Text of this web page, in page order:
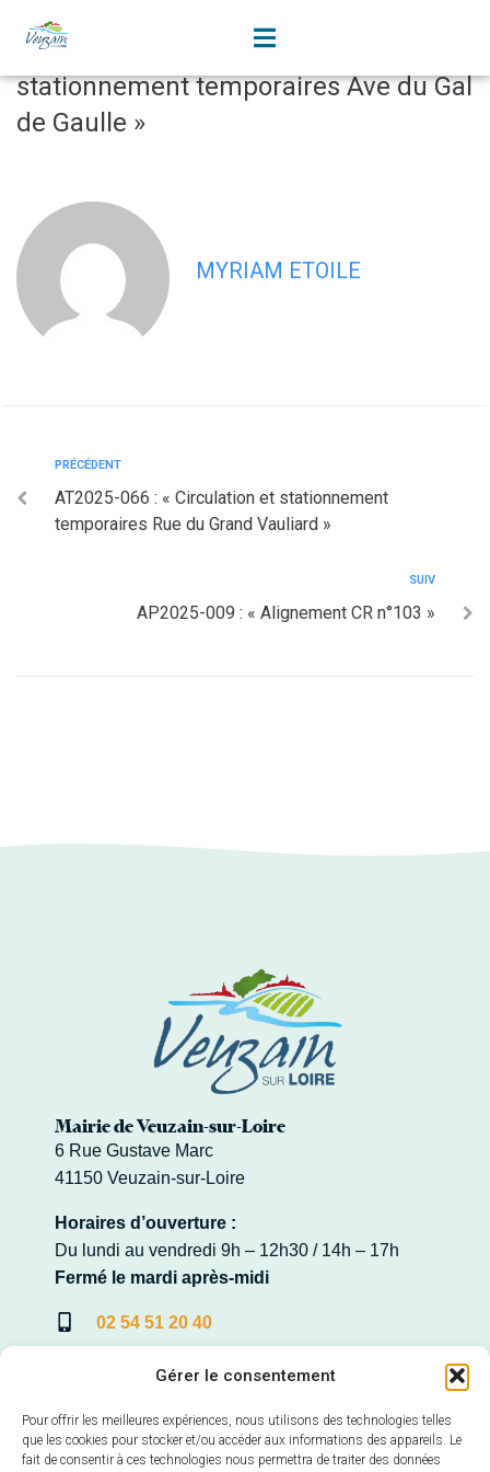
Gérer le consentement
Pour offrir les meilleures expériences, nous utilisons des technologies telles
que les cookies pour stocker et/ou accéder aux informations des appareils. Le
fait de consentir à ces technologies nous permettra de traiter des données
principal
AT2025-062 : « Circulation et
stationnement temporaires Ave du Gal
de Gaulle »
MYRIAM ETOILE
PRÉCÉDENT
AT2025-066 : « Circulation et stationnement
temporaires Rue du Grand Vauliard »
SUIV
AP2025-009 : « Alignement CR n°103 »
Mairie de Veuzain-sur-Loire
6 Rue Gustave Marc
41150 Veuzain-sur-Loire
Horaires d’ouverture :
Du lundi au vendredi 9h – 12h30 / 14h – 17h
Fermé le mardi après-midi
02 54 51 20 40